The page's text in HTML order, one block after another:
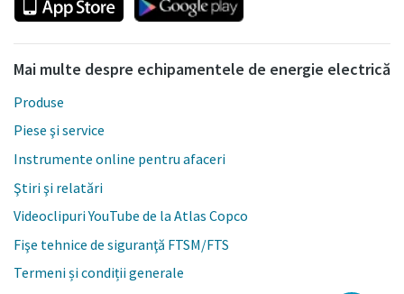
Mai multe despre echipamentele de energie electrică
Produse
Piese şi service
Instrumente online pentru afaceri
Ştiri şi relatări
Videoclipuri YouTube de la Atlas Copco
Fişe tehnice de siguranţă FTSM/FTS
Termeni și condiții generale